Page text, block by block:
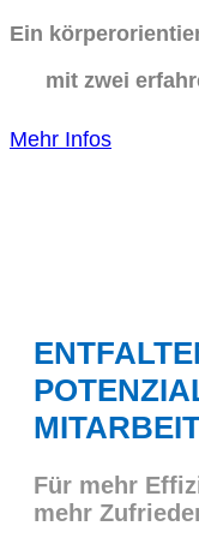
Ein
mit zwei
Mehr Infos
Für mehr
mehr